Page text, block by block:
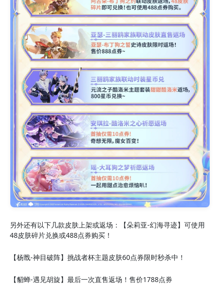
另外还有以下几款皮肤上架或返场：【朵莉亚-幻海寻迹】可使用
48皮肤碎片兑换或488点券购买！
【杨戬-神目破阵】挑战者杯主题皮肤60点券限时秒杀中！
【貂蝉-遇见胡旋】最后一次直售返场！售价1788点券